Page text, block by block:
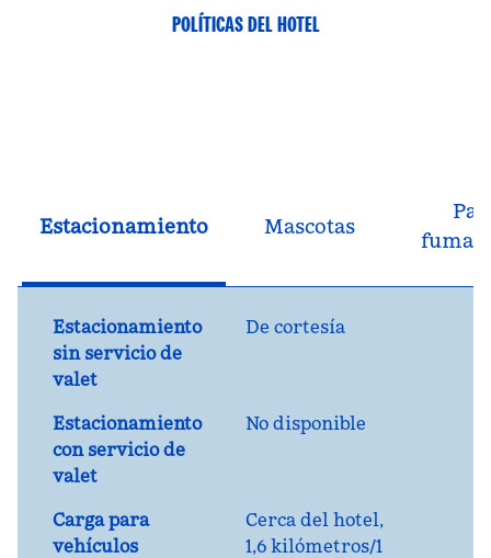
POLÍTICAS DEL HOTEL
Estacionamiento Mascotas
Estacionamiento
sin servicio de
valet
De cortesía
Estacionamiento
con servicio de
valet
No disponible
Carga para
vehículos
Cerca del hotel,
1,6 kilómetros/1